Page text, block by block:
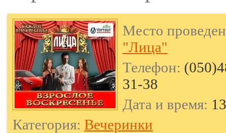
Место
"Лица"
Телефон:
31-38
Дата и время:
Категория: Вечеринки